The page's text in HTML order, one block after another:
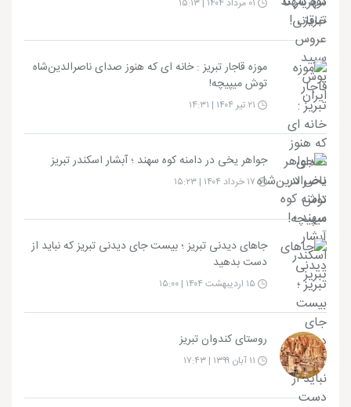
موزه قاجار تبریز : خانه ای که هنوز صدای ناصرالدین‌شاه
توش میپیچه!
جواهر یخی در دامنه کوه سهند ؛ آبشار اسکندر تبریز
۱۷ خرداد ۱۴۰۴ | ۱۵:۲۳
جاهای دیدنی تبریز ؛ بیست جای دیدنی تبریز که نباید از
دست بدهید
روستای کندوان تبریز